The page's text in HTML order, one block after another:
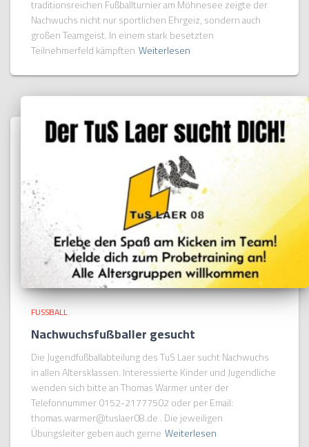
traditionsreichen Fußballturnier am Möhnesee zeigte der
Nachwuchs nicht nur sportlichen Ehrgeiz, sondern auch
großen Teamgeist. In einem stark besetzten
Teilnehmerfeld kämpften Weiterlesen
FUSSBALL
Nachwuchsfußballer gesucht
Die Jugendfußballabteilung des TuS Laer sucht Nachwuchs
in allen Altersklassen. Interessierte Kinder und Jugendliche
wenden sich bitte an Thomas Warmer unter der
Telefonnummer 0152-21777502 oder per Email:
thomas.warmer@tuslaer08.de . Die jeweiligen
Übungsleiter geben auch gerne Weiterlesen